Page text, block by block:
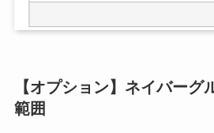
【オプション】ネイバーグ
範囲